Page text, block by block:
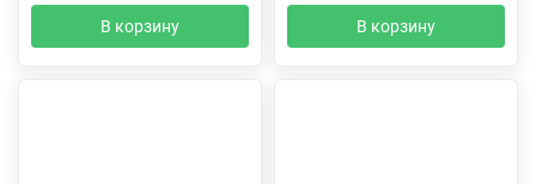
В корзину В корзину